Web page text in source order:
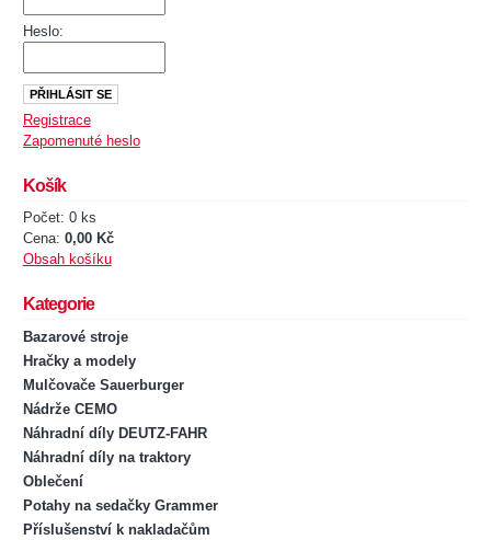
Heslo:
Registrace
Zapomenuté heslo
Košík
Počet: 0 ks
Cena: 0,00 Kč
Obsah košíku
Kategorie
Bazarové stroje
Hračky a modely
Mulčovače Sauerburger
Nádrže CEMO
Náhradní díly DEUTZ-FAHR
Náhradní díly na traktory
Oblečení
Potahy na sedačky Grammer
Příslušenství k nakladačům